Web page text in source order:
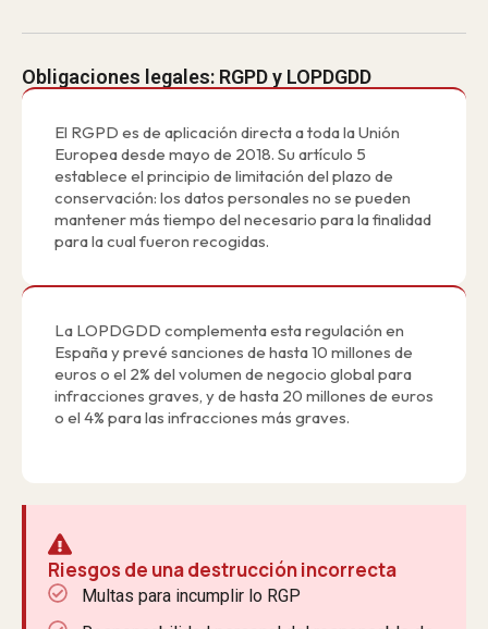
Obligaciones legales: RGPD y LOPDGDD
El RGPD es de aplicación directa a toda la Unión
Europea desde mayo de 2018. Su artículo 5
establece el principio de limitación del plazo de
conservación: los datos personales no se pueden
mantener más tiempo del necesario para la finalidad
para la cual fueron recogidas.
La LOPDGDD complementa esta regulación en
España y prevé sanciones de hasta 10 millones de
euros o el 2% del volumen de negocio global para
infracciones graves, y de hasta 20 millones de euros
o el 4% para las infracciones más graves.
Riesgos de una destrucción incorrecta
Multas para incumplir lo RGP